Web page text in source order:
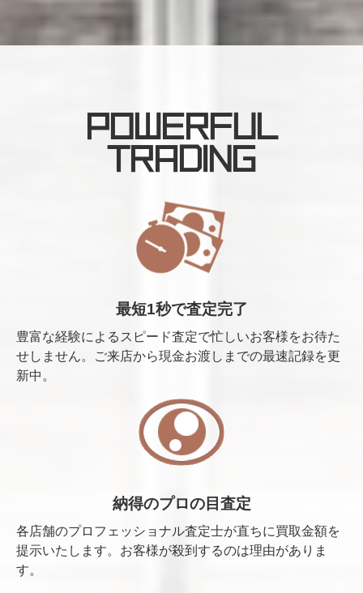
POWERFUL
TRADING
最短1秒で査定完了
豊富な経験によるスピード査定で忙しいお客様をお待た
せしません。ご来店から現金お渡しまでの最速記録を更
新中。
納得のプロの目査定
各店舗のプロフェッショナル査定士が直ちに買取金額を
提示いたします。お客様が殺到するのは理由がありま
す。